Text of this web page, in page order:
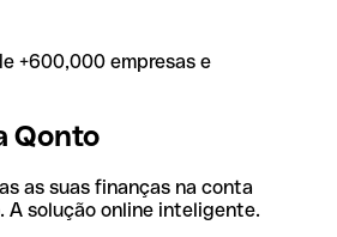
+600,000 empresas e
Qonto
as suas finanças na conta
A solução online inteligente.